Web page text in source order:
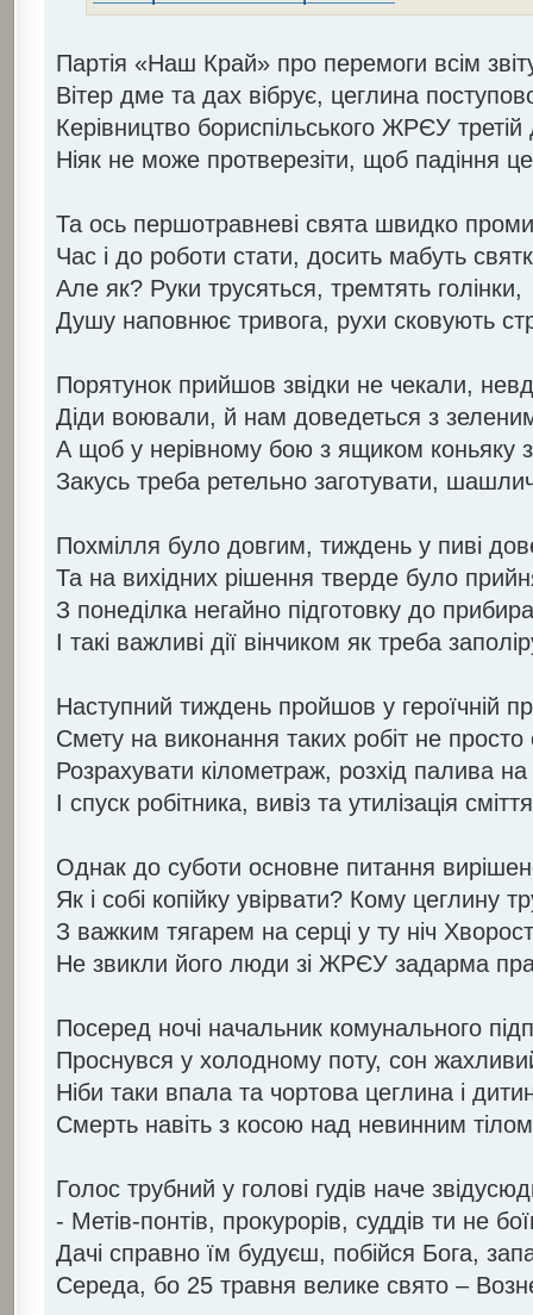
Партія «Наш Край» про перемоги всім
Вітер дме та дах вібрує, цеглина
Керівництво бориспільського ЖРЄУ третій
Ніяк не може протверезіти, щоб падіння
Та ось першотравневі свята швидко
Час і до роботи стати, досить мабуть
Але як? Руки трусяться, тремтять голінки,
Душу наповнює тривога, рухи сковують
Порятунок прийшов звідки не чекали,
Діди воювали, й нам доведеться з
А щоб у нерівному бою з ящиком коньяку
Закусь треба ретельно заготувати,
Похмілля було довгим, тиждень у пиві
Та на вихідних рішення тверде було
З понеділка негайно підготовку до
І такі важливі дії вінчиком як треба
Наступний тиждень пройшов у героїчній
Смету на виконання таких робіт не просто
Розрахувати кілометраж, розхід палива
І спуск робітника, вивіз та утилізація сміття
Однак до суботи основне питання
Як і собі копійку увірвати? Кому цеглину
З важким тягарем на серці у ту ніч
Не звикли його люди зі ЖРЄУ задарма
Посеред ночі начальник комунального
Проснувся у холодному поту, сон
Ніби таки впала та чортова цеглина і
Смерть навіть з косою над невинним
Голос трубний у голові гудів наче
- Метів-понтів, прокурорів, суддів ти не
Дачі справно їм будуєш, побійся Бога,
Середа, бо 25 травня велике свято –